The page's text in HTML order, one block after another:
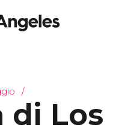
di Los